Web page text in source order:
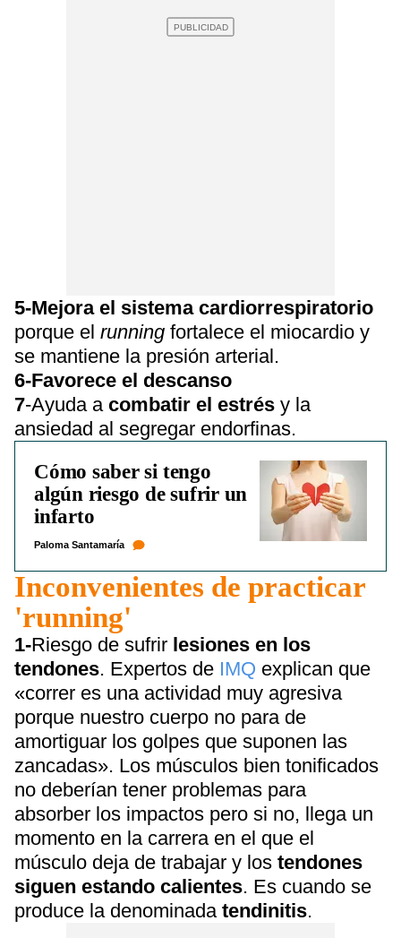
5-Mejora el sistema cardiorrespiratorio
porque el running fortalece el miocardio y
se mantiene la presión arterial.
6-Favorece el descanso
7-Ayuda a combatir el estrés y la
ansiedad al segregar endorfinas.
Cómo saber si tengo
algún riesgo de sufrir un
infarto
Paloma Santamaría
Inconvenientes de practicar
'running'
1-Riesgo de sufrir lesiones en los
tendones. Expertos de IMQ explican que
«correr es una actividad muy agresiva
porque nuestro cuerpo no para de
amortiguar los golpes que suponen las
zancadas». Los músculos bien tonificados
no deberían tener problemas para
absorber los impactos pero si no, llega un
momento en la carrera en el que el
músculo deja de trabajar y los tendones
siguen estando calientes. Es cuando se
produce la denominadatendinitis.